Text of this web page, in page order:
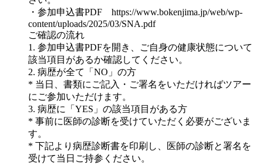
・参加申込書PDF https://www.bokenjima.jp/web/wp-
content/uploads/2025/03/SNA.pdf
ご確認の流れ
1. 参加申込書PDFを開き、ご自身の健康状態について
該当項目があるか確認してください。
2. 病歴が全て「NO」の方
* 当日、書類にご記入・ご署名をいただければツアー
にご参加いただけます。
3. 病歴に「YES」の該当項目がある方
* 事前に医師の診断を受けていただく必要がございま
す。
* 下記より病歴診断書を印刷し、医師の診断と署名を
受けて当日ご持参ください。